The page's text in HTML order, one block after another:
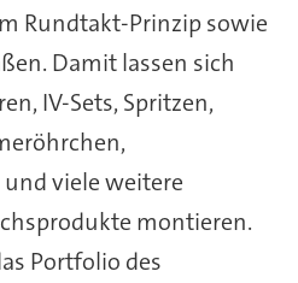
Rundtakt-Prinzip sowie
Damit lassen sich
IV-Sets, Spritzen,
viele weitere
montieren.
Portfolio des